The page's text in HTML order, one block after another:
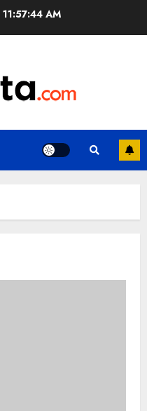
11:57:45 AM